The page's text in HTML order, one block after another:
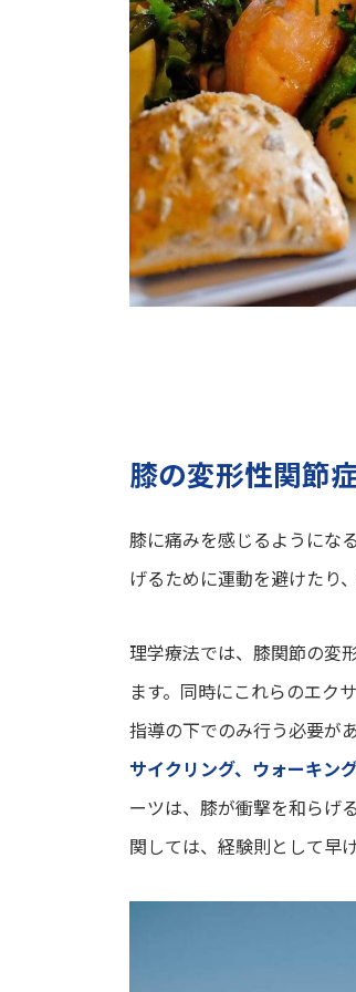
膝の変形性関節
膝に痛みを感じるようにな
げるために運動を避けたり
理学療法では、膝関節の変
ます。同時にこれらのエク
指導の下でのみ行う必要が
サイクリング、ウォーキン
ーツは、膝が衝撃を和らげ
関しては、経験則として早